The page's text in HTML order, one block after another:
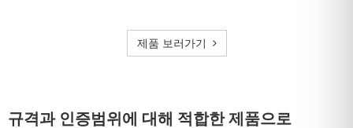
제품 보러가기
규격과 인증범위에 대해 적합한 제품으로